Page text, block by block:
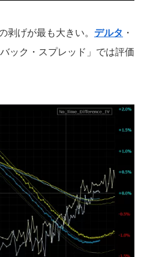
剥げが最も大きい。 デルタ ・
ック・スプレッド」では評価